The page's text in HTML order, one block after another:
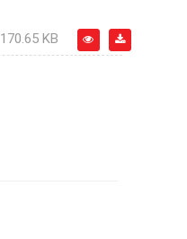
170.65 KB